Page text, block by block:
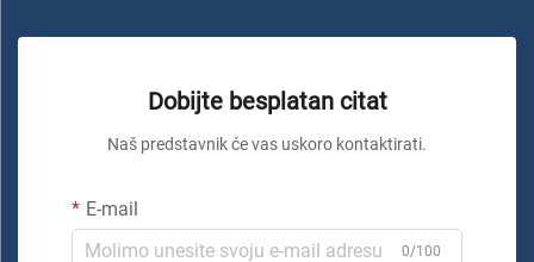
Dobijte besplatan citat
Naš predstavnik će vas uskoro kontaktirati.
E-mail
0/100